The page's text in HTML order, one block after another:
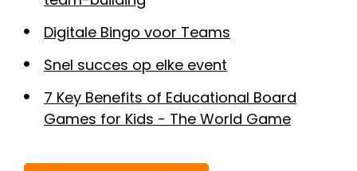
Digitale Bingo voor Teams
Snel succes op elke event
7 Key Benefits of Educational Board
Games for Kids - The World Game